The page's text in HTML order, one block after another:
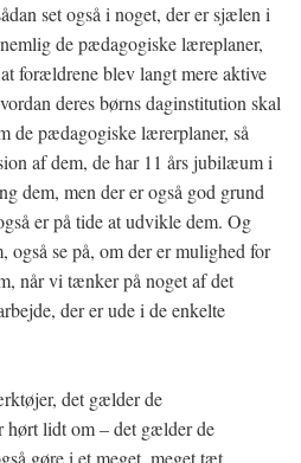
set også i noget, der er sjælen i
de pædagogiske læreplaner,
forældrene blev langt mere aktive
deres børns daginstitution skal
de pædagogiske lærerplaner, så
af dem, de har 11 års jubilæum i
dem, men der er også god grund
er på tide at udvikle dem. Og
også se på, om der er mulighed for
når vi tænker på noget af det
der er ude i de enkelte
det gælder de
hørt lidt om – det gælder de
gøre i et meget, meget tæt